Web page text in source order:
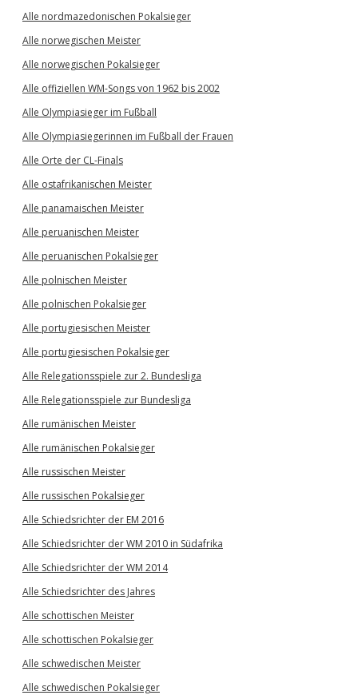
Alle nordmazedonischen Pokalsieger
Alle norwegischen Meister
Alle norwegischen Pokalsieger
Alle offiziellen WM-Songs von 1962 bis 2002
Alle Olympiasieger im Fußball
Alle Olympiasiegerinnen im Fußball der Frauen
Alle Orte der CL-Finals
Alle ostafrikanischen Meister
Alle panamaischen Meister
Alle peruanischen Meister
Alle peruanischen Pokalsieger
Alle polnischen Meister
Alle polnischen Pokalsieger
Alle portugiesischen Meister
Alle portugiesischen Pokalsieger
Alle Relegationsspiele zur 2. Bundesliga
Alle Relegationsspiele zur Bundesliga
Alle rumänischen Meister
Alle rumänischen Pokalsieger
Alle russischen Meister
Alle russischen Pokalsieger
Alle Schiedsrichter der EM 2016
Alle Schiedsrichter der WM 2010 in Südafrika
Alle Schiedsrichter der WM 2014
Alle Schiedsrichter des Jahres
Alle schottischen Meister
Alle schottischen Pokalsieger
Alle schwedischen Meister
Alle schwedischen Pokalsieger